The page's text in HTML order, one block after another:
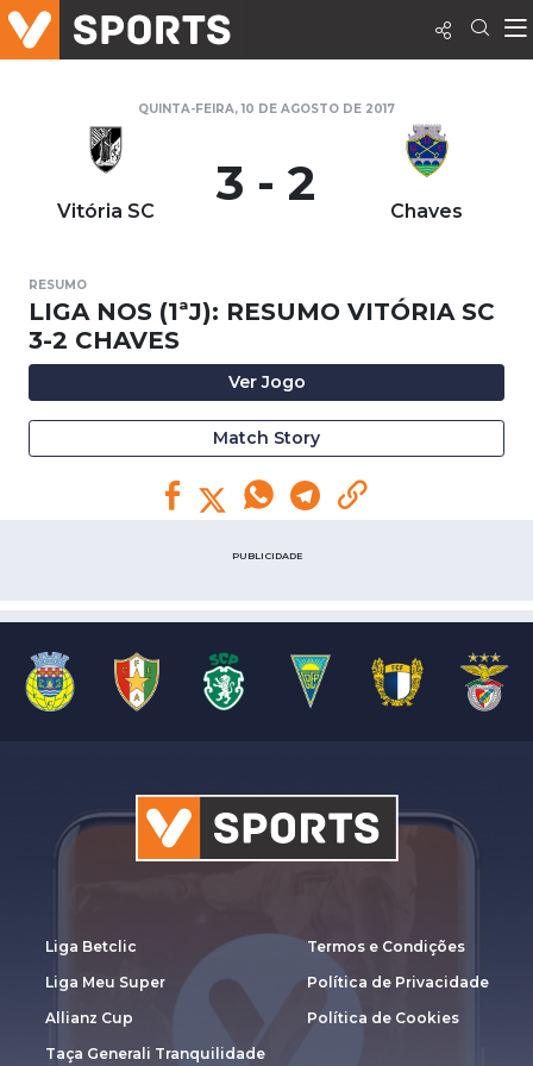
QUINTA-FEIRA, 10 DE AGOSTO DE 2017
Vitória SC 3 - 2 Chaves
RESUMO
LIGA NOS (1ªJ): RESUMO VITÓRIA SC
3-2 CHAVES
Ver Jogo
Match Story
PUBLICIDADE
Liga Betclic
Liga Meu Super
Allianz Cup
Taça Generali Tranquilidade
Termos e Condições
Política de Privacidade
Política de Cookies